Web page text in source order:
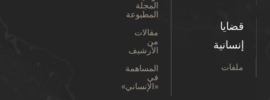
قضايا
إنسانية
ملفات
المجلة
المطبوعة
مقالات
من
الأرشيف
المساهمة
في
«الإنساني»